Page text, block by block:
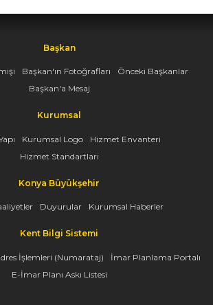
Başkan
Başkan'ın Fotoğrafları
Önceki Başkanlar
Başkan'a Mesaj
Kurumsal
Kurumsal Logo
Hizmet Envanteri
Hizmet Standartları
Konya Büyükşehir
Duyurular Kurumsal Haberler
Kent Bilgi Sistemi
İşlemleri (Numarataj)
İmar Planlama Portalı
E-İmar Planı Askı Listesi